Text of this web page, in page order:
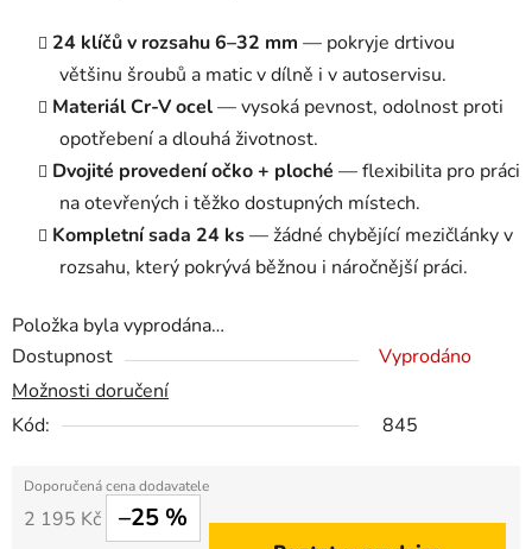
24 klíčů v rozsahu 6–32 mm — pokryje drtivou
většinu šroubů a matic v dílně i v autoservisu.
Materiál Cr-V ocel— vysoká pevnost, odolnost proti
opotřebení a dlouhá životnost.
Dvojité provedení očko + ploché — flexibilita pro práci
na otevřených i těžko dostupných místech.
Kompletní sada 24 ks— žádné chybějící mezičlánky v
rozsahu, který pokrývá běžnou i náročnější práci.
Položka byla vyprodána…
Dostupnost
Vyprodáno
Možnosti doručení
Kód:
845
2 195 Kč –25 %